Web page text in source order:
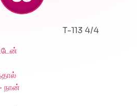
T-113 4/4
நான்